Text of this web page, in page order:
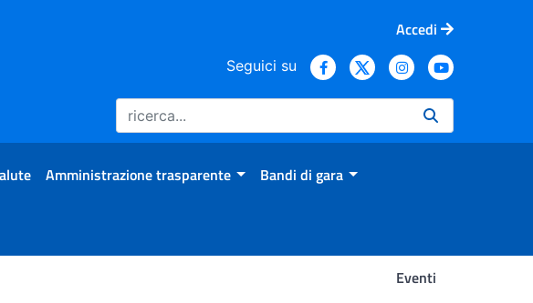
Accedi
Seguici su
Amministrazione trasparente Bandi di gara
Eventi